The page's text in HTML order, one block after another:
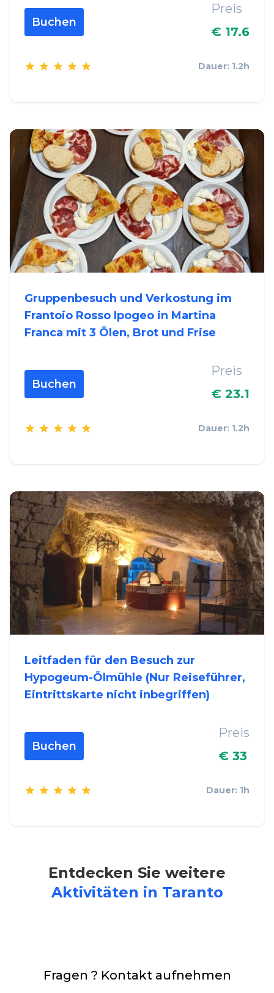
Buchen
Preis
€ 17.6
Dauer: 1.2h
Gruppenbesuch und Verkostung im
Frantoio Rosso Ipogeo in Martina
Franca mit 3 Ölen, Brot und Frise
Buchen
Preis
€ 23.1
Dauer: 1.2h
Leitfaden für den Besuch zur
Hypogeum-Ölmühle (Nur Reiseführer,
Eintrittskarte nicht inbegriffen)
Buchen
Preis
€ 33
Dauer: 1h
Entdecken Sie weitere
Aktivitäten in Taranto
Fragen ? Kontakt aufnehmen